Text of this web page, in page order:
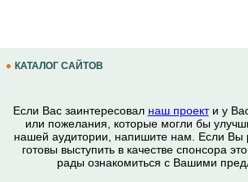
КАТАЛОГ САЙТОВ
Если Вас заинтересовал наш проекти у
или пожелания, которые могли бы
нашей аудитории, напишите нам. Если Вы
готовы выступить в качестве спонсора
рады ознакомиться с Вашими